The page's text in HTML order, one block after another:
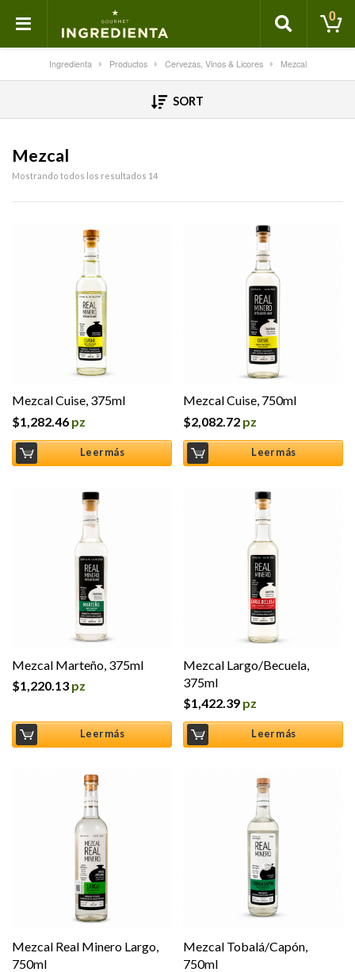
0
Ingredienta Productos Cervezas, Vinos & Licores Mezcal
SORT
Mezcal
Mostrando todos los resultados 14
Mezcal Cuise, 375ml
$1,282.46 pz
Leer más
Mezcal Cuise, 750ml
$2,082.72 pz
Leer más
Mezcal Marteño, 375ml
$1,220.13 pz
Leer más
Mezcal Largo/Becuela,
375ml
$1,422.39 pz
Leer más
Mezcal Real Minero Largo,
750ml
Mezcal Tobalá/Capón,
750ml